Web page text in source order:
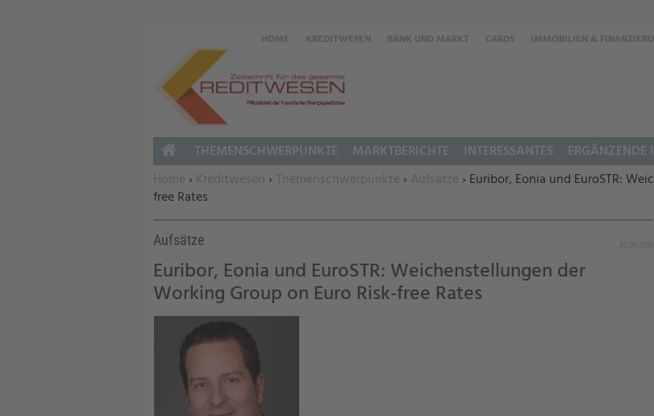
HOME KREDITWESEN BANK UND MARKT CARDS IMMOBILIEN &
Sie befinden sich hier:
Home › Kreditwesen › Themenschwerpunkte › Aufsätze › Euribor, Eonia und EuroSTR:
free Rates
Aufsätze
Euribor, Eonia und EuroSTR: Weichenstellungen der
Working Group on Euro Risk-free Rates
HOME
THEMENSCHWERPUNKTE MARKTBERICHTE INTERESSANTES